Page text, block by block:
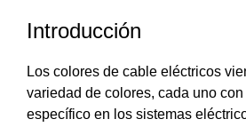
Introducción
Los colores de cable eléctricos
variedad de colores, cada uno
específico en los sistemas